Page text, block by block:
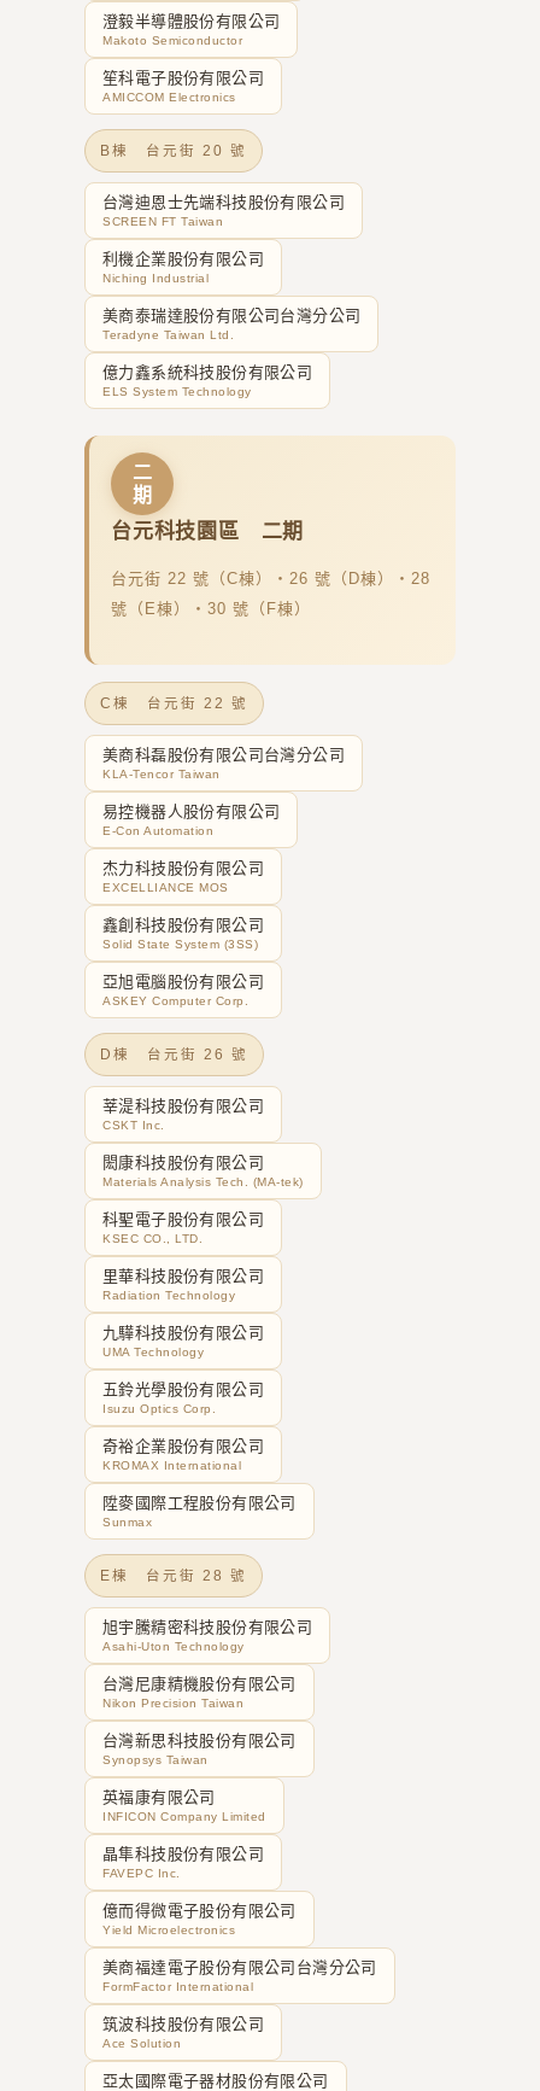
澄毅半導體股份有限公司
Makoto Semiconductor
笙科電子股份有限公司
AMICCOM Electronics
B棟 台元街 20 號
台灣迪恩士先端科技股份有限公司
SCREEN FT Taiwan
利機企業股份有限公司
Niching Industrial
美商泰瑞達股份有限公司台灣分公司
Teradyne Taiwan Ltd.
億力鑫系統科技股份有限公司
ELS System Technology
二
期
台元科技園區 二期
台元街 22 號（C棟）・26 號（D棟）・28
號（E棟）・30 號（F棟）
C棟 台元街 22 號
美商科磊股份有限公司台灣分公司
KLA-Tencor Taiwan
易控機器人股份有限公司
E-Con Automation
杰力科技股份有限公司
EXCELLIANCE MOS
鑫創科技股份有限公司
Solid State System (3SS)
亞旭電腦股份有限公司
ASKEY Computer Corp.
D棟 台元街 26 號
莘湜科技股份有限公司
CSKT Inc.
閎康科技股份有限公司
Materials Analysis Tech. (MA-tek)
科聖電子股份有限公司
KSEC CO., LTD.
里華科技股份有限公司
Radiation Technology
九驊科技股份有限公司
UMA Technology
五鈴光學股份有限公司
Isuzu Optics Corp.
奇裕企業股份有限公司
KROMAX International
陞麥國際工程股份有限公司
Sunmax
E棟 台元街 28 號
旭宇騰精密科技股份有限公司
Asahi-Uton Technology
台灣尼康精機股份有限公司
Nikon Precision Taiwan
台灣新思科技股份有限公司
Synopsys Taiwan
英福康有限公司
INFICON Company Limited
晶隼科技股份有限公司
FAVEPC Inc.
億而得微電子股份有限公司
Yield Microelectronics
美商福達電子股份有限公司台灣分公司
FormFactor International
筑波科技股份有限公司
Ace Solution
亞太國際電子器材股份有限公司